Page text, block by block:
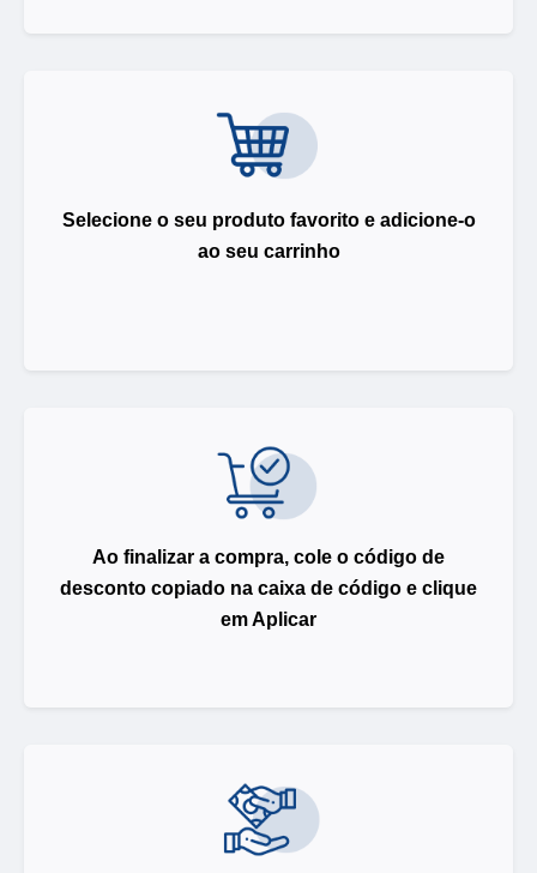
Selecione o seu produto favorito e adicione-o
ao seu carrinho
Ao finalizar a compra, cole o código de
desconto copiado na caixa de código e clique
em Aplicar